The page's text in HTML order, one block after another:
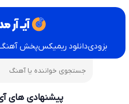
بزودیدانلود ریمیکسپخش
پیشنهادی های